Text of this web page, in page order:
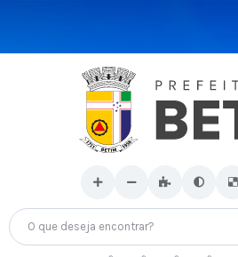
O que deseja encontrar?